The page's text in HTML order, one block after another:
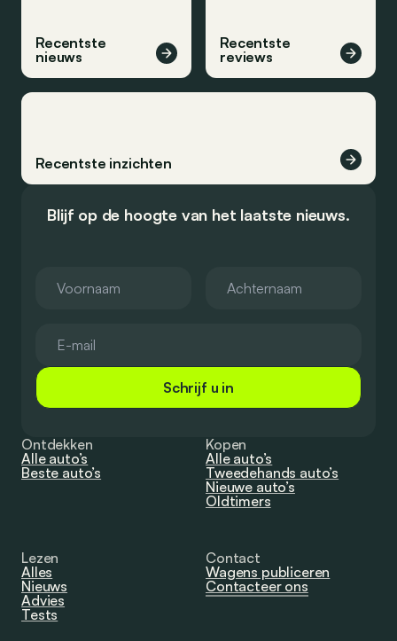
Recentste
nieuws
Recentste
reviews
Recentste inzichten
Blijf op de hoogte van het laatste nieuws.
Schrijf u in
Ontdekken
Alle auto’s
Beste auto’s
Kopen
Alle auto’s
Tweedehands auto’s
Nieuwe auto’s
Oldtimers
Lezen
Alles
Nieuws
Advies
Tests
Contact
Wagens publiceren
Contacteer ons